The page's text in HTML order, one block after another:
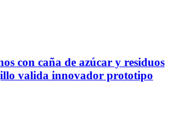
con caña de azúcar y residuos
valida innovador prototipo